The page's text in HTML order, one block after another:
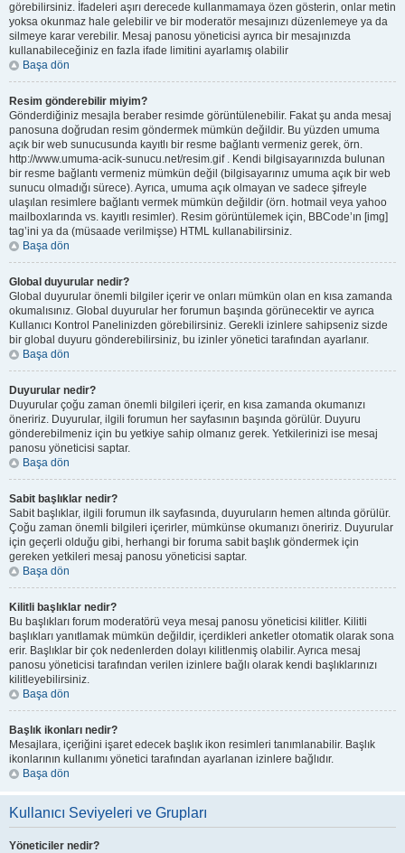
görebilirsiniz. İfadeleri aşırı derecede kullanmamaya özen gösterin, onlar metin
yoksa okunmaz hale gelebilir ve bir moderatör mesajınızı düzenlemeye ya da
silmeye karar verebilir. Mesaj panosu yöneticisi ayrıca bir mesajınızda
kullanabileceğiniz en fazla ifade limitini ayarlamış olabilir
Başa dön
Resim gönderebilir miyim?
Gönderdiğiniz mesajla beraber resimde görüntülenebilir. Fakat şu anda mesaj
panosuna doğrudan resim göndermek mümkün değildir. Bu yüzden umuma
açık bir web sunucusunda kayıtlı bir resme bağlantı vermeniz gerek, örn.
http://www.umuma-acik-sunucu.net/resim.gif . Kendi bilgisayarınızda bulunan
bir resme bağlantı vermeniz mümkün değil (bilgisayarınız umuma açık bir web
sunucu olmadığı sürece). Ayrıca, umuma açık olmayan ve sadece şifreyle
ulaşılan resimlere bağlantı vermek mümkün değildir (örn. hotmail veya yahoo
mailboxlarında vs. kayıtlı resimler). Resim görüntülemek için, BBCode’ın [img]
tag’ini ya da (müsaade verilmişse) HTML kullanabilirsiniz.
Başa dön
Global duyurular nedir?
Global duyurular önemli bilgiler içerir ve onları mümkün olan en kısa zamanda
okumalısınız. Global duyurular her forumun başında görünecektir ve ayrıca
Kullanıcı Kontrol Panelinizden görebilirsiniz. Gerekli izinlere sahipseniz sizde
bir global duyuru gönderebilirsiniz, bu izinler yönetici tarafından ayarlanır.
Başa dön
Duyurular nedir?
Duyurular çoğu zaman önemli bilgileri içerir, en kısa zamanda okumanızı
öneririz. Duyurular, ilgili forumun her sayfasının başında görülür. Duyuru
gönderebilmeniz için bu yetkiye sahip olmanız gerek. Yetkilerinizi ise mesaj
panosu yöneticisi saptar.
Başa dön
Sabit başlıklar nedir?
Sabit başlıklar, ilgili forumun ilk sayfasında, duyuruların hemen altında görülür.
Çoğu zaman önemli bilgileri içerirler, mümkünse okumanızı öneririz. Duyurular
için geçerli olduğu gibi, herhangi bir foruma sabit başlık göndermek için
gereken yetkileri mesaj panosu yöneticisi saptar.
Başa dön
Kilitli başlıklar nedir?
Bu başlıkları forum moderatörü veya mesaj panosu yöneticisi kilitler. Kilitli
başlıkları yanıtlamak mümkün değildir, içerdikleri anketler otomatik olarak sona
erir. Başlıklar bir çok nedenlerden dolayı kilitlenmiş olabilir. Ayrıca mesaj
panosu yöneticisi tarafından verilen izinlere bağlı olarak kendi başlıklarınızı
kilitleyebilirsiniz.
Başa dön
Başlık ikonları nedir?
Mesajlara, içeriğini işaret edecek başlık ikon resimleri tanımlanabilir. Başlık
ikonlarının kullanımı yönetici tarafından ayarlanan izinlere bağlıdır.
Başa dön
Kullanıcı Seviyeleri ve Grupları
Yöneticiler nedir?